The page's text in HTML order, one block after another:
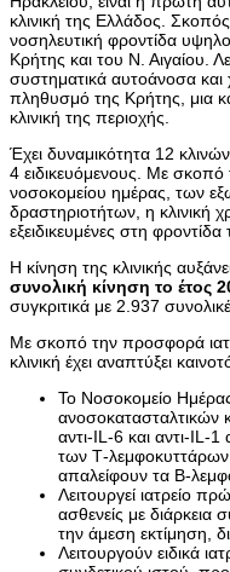
κλινική της Ελλάδος.
νοσηλευτική φροντίδα
Κρήτης και του Ν. Αιγαίου.
συστηματικά αυτοάνοσα
πληθυσμό της Κρήτης, μια
κλινική της περιοχής.
Έχει δυναμικότητα 12
4 ειδικευόμενους. Με
νοσοκομείου ημέρας, των
δραστηριοτήτων, η κλινική
εξειδικευμένες στη
Η κίνηση της κλινικής
συνολική κίνηση το έτος
συγκριτικά με 2.937
Με σκοπό την προσφορά
κλινική έχει αναπτύξει
Το Νοσοκομείο
ανοσοκατασταλτικών
αντι-IL-6 και αντι-IL-
των Τ-
απαλείφουν τα Β-
Λειτουργεί ιατρείο
ασθενείς με
την άμεση εκτίμηση,
Λειτουργούν ειδικά